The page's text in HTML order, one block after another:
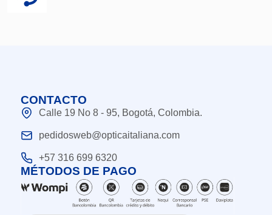
CONTACTO
Calle 19 No 8 - 95, Bogotá, Colombia.
pedidosweb@opticaitaliana.com
+57 316 699 6320
MÉTODOS DE PAGO